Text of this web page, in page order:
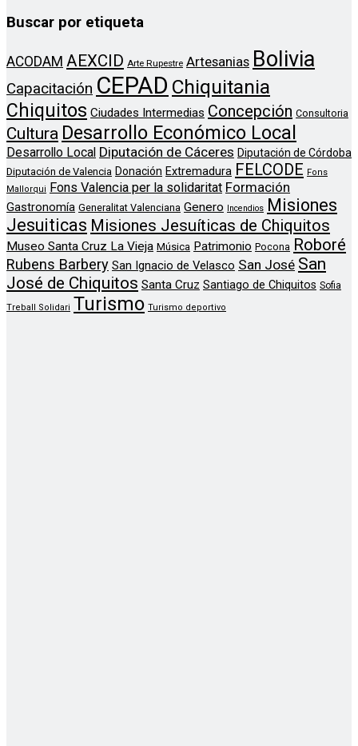
Buscar por etiqueta
ACODAM AEXCID Arte Rupestre Artesanias Bolivia
Capacitación CEPAD Chiquitania
Chiquitos Ciudades Intermedias Concepción Consultoria
Cultura Desarrollo Económico Local
Desarrollo Local Diputación de Cáceres Diputación de Córdoba
Diputación de Valencia Donación Extremadura FELCODE Fons
Mallorqui
Fons Valencia per la solidaritat Formación
Gastronomía Generalitat Valenciana Genero Incendios Misiones
Jesuiticas Misiones Jesuíticas de Chiquitos
Museo Santa Cruz La Vieja Música Patrimonio Pocona Roboré
Rubens Barbery San Ignacio de Velasco San José San
José de Chiquitos Santa Cruz Santiago de Chiquitos Sofia
Treball Solidari Turismo Turismo deportivo